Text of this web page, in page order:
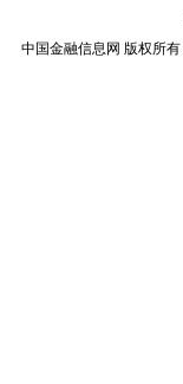
中国金融信息网 版权所有